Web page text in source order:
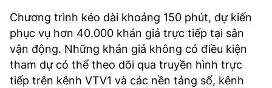
Chương trình kéo dài khoảng 150 phút, dự kiến
phục vụ hơn 40.000 khán giả trực tiếp tại sân
vận động. Những khán giả không có điều kiện
tham dự có thể theo dõi qua truyền hình trực
tiếp trên kênh VTV1 và các nền tảng số, kênh